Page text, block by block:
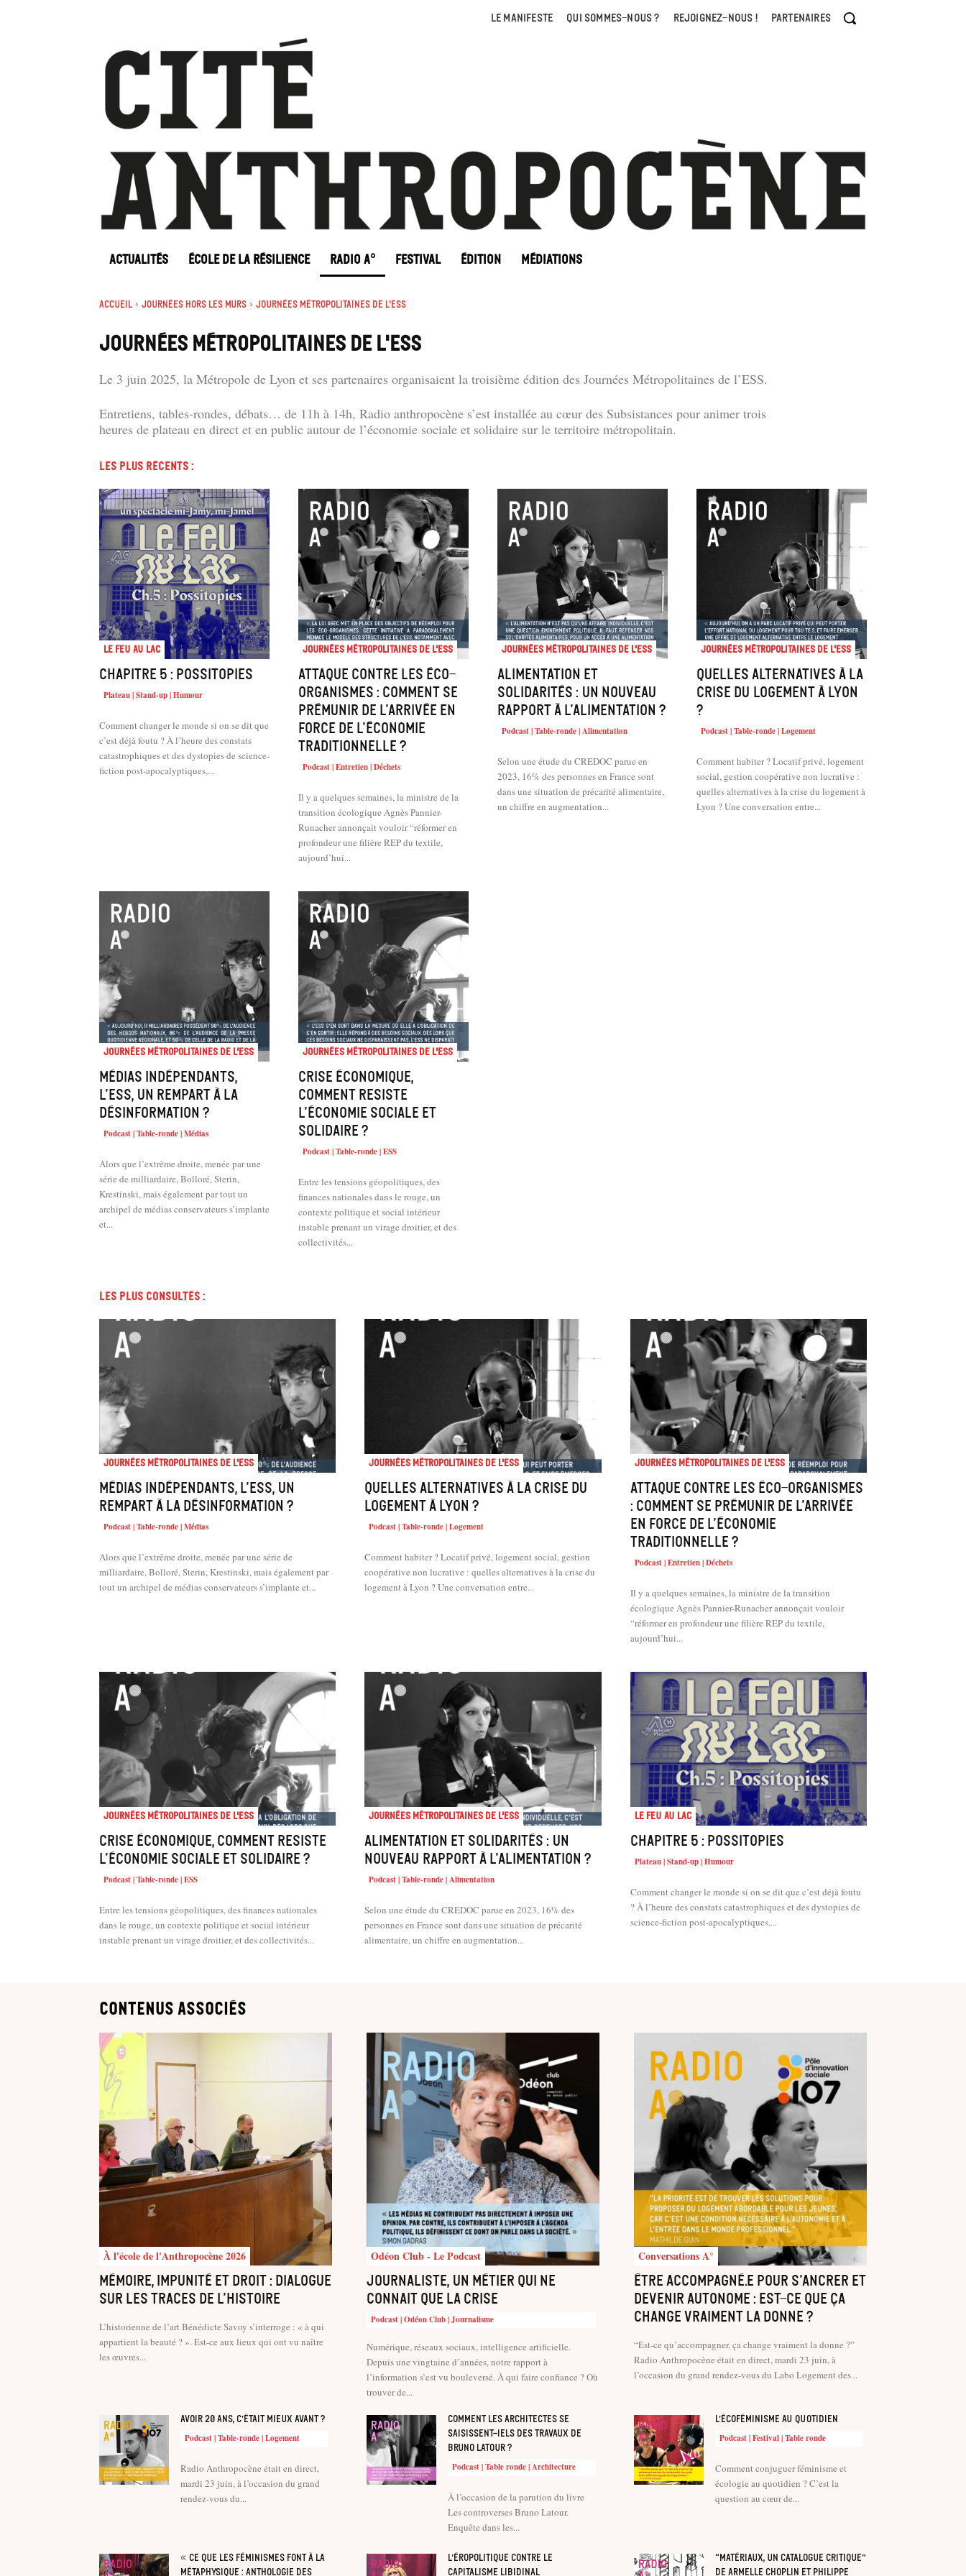
LE MANIFESTE QUI SOMMES-NOUS ? REJOIGNEZ-NOUS ! PARTENAIRES
ACTUALITÉS ÉCOLE DE LA RÉSILIENCE RADIO A° FESTIVAL ÉDITION MÉDIATIONS
Accueil Journées Hors les murs Journées métropolitaines de l'ESS
JOURNÉES MÉTROPOLITAINES DE L'ESS
Le 3 juin 2025, la Métropole de Lyon et ses partenaires organisaient la troisième édition des Journées Métropolitaines de l’ESS.
Entretiens, tables-rondes, débats… de 11h à 14h, Radio anthropocène s’est installée au cœur des Subsistances pour animer trois
heures de plateau en direct et en public autour de l’économie sociale et solidaire sur le territoire métropolitain.
Les plus récents :
Le feu au lac
Chapitre 5 : Possitopies
Plateau | Stand-up | Humour
Comment changer le monde si on se dit que
c’est déjà foutu ? À l’heure des constats
catastrophiques et des dystopies de science-
fiction post-apocalyptiques,...
Journées métropolitaines de l'ESS
Attaque contre les éco-
organismes : comment se
prémunir de l’arrivée en
force de l’économie
traditionnelle ?
Podcast | Entretien | Déchets
Il y a quelques semaines, la ministre de la
transition écologique Agnès Pannier-
Runacher annonçait vouloir “réformer en
profondeur une filière REP du textile,
aujourd’hui...
Journées métropolitaines de l'ESS
Alimentation et
solidarités : un nouveau
rapport à l’alimentation ?
Podcast | Table-ronde | Alimentation
Selon une étude du CREDOC parue en
2023, 16% des personnes en France sont
dans une situation de précarité alimentaire,
un chiffre en augmentation...
Journées métropolitaines de l'ESS
Quelles alternatives à la
crise du logement à Lyon
?
Podcast | Table-ronde | Logement
Comment habiter ? Locatif privé, logement
social, gestion coopérative non lucrative :
quelles alternatives à la crise du logement à
Lyon ? Une conversation entre...
Journées métropolitaines de l'ESS
Médias indépendants,
l’ESS, un rempart à la
désinformation ?
Podcast | Table-ronde | Médias
Alors que l’extrême droite, menée par une
série de milliardaire, Bolloré, Sterin,
Krestinski, mais également par tout un
archipel de médias conservateurs s’implante
et...
Journées métropolitaines de l'ESS
Crise économique,
comment resiste
l’économie sociale et
solidaire ?
Podcast | Table-ronde | ESS
Entre les tensions géopolitiques, des
finances nationales dans le rouge, un
contexte politique et social intérieur
instable prenant un virage droitier, et des
collectivités...
Les plus consultés :
Journées métropolitaines de l'ESS
Médias indépendants, l’ESS, un
rempart à la désinformation ?
Podcast | Table-ronde | Médias
Alors que l’extrême droite, menée par une série de
milliardaire, Bolloré, Sterin, Krestinski, mais également par
tout un archipel de médias conservateurs s’implante et...
Journées métropolitaines de l'ESS
Quelles alternatives à la crise du
logement à Lyon ?
Podcast | Table-ronde | Logement
Comment habiter ? Locatif privé, logement social, gestion
coopérative non lucrative : quelles alternatives à la crise du
logement à Lyon ? Une conversation entre...
Journées métropolitaines de l'ESS
Attaque contre les éco-organismes
: comment se prémunir de l’arrivée
en force de l’économie
traditionnelle ?
Podcast | Entretien | Déchets
Il y a quelques semaines, la ministre de la transition
écologique Agnès Pannier-Runacher annonçait vouloir
“réformer en profondeur une filière REP du textile,
aujourd’hui...
Journées métropolitaines de l'ESS
Crise économique, comment resiste
l’économie sociale et solidaire ?
Podcast | Table-ronde | ESS
Entre les tensions géopolitiques, des finances nationales
dans le rouge, un contexte politique et social intérieur
instable prenant un virage droitier, et des collectivités...
Journées métropolitaines de l'ESS
Alimentation et solidarités : un
nouveau rapport à l’alimentation ?
Podcast | Table-ronde | Alimentation
Selon une étude du CREDOC parue en 2023, 16% des
personnes en France sont dans une situation de précarité
alimentaire, un chiffre en augmentation...
Le feu au lac
Chapitre 5 : Possitopies
Plateau | Stand-up | Humour
Comment changer le monde si on se dit que c’est déjà foutu
? À l’heure des constats catastrophiques et des dystopies de
science-fiction post-apocalyptiques,...
contenus associés
À l'école de l'Anthropocène 2026
Mémoire, impunité et droit : dialogue
sur les traces de l’histoire
L’historienne de l’art Bénédicte Savoy s’interroge : « à qui
appartient la beauté ? ». Est-ce aux lieux qui ont vu naître
les œuvres...
Odéon Club - Le Podcast
Journaliste, un métier qui ne
connait que la crise
Podcast | Odéon Club | Journalisme
Numérique, réseaux sociaux, intelligence artificielle.
Depuis une vingtaine d’années, notre rapport à
l’information s’est vu bouleversé. À qui faire confiance ? Où
trouver de...
Conversations A°
Être accompagné.e pour s’ancrer et
devenir autonome : est-ce que ça
change vraiment la donne ?
“Est-ce qu’accompagner, ça change vraiment la donne ?”
Radio Anthropocène était en direct, mardi 23 juin, à
l’occasion du grand rendez-vous du Labo Logement des...
Avoir 20 ans, c’était mieux avant ?
Podcast | Table-ronde | Logement
Radio Anthropocène était en direct,
mardi 23 juin, à l’occasion du grand
rendez-vous du...
Comment les architectes se
saisissent-iels des travaux de
Bruno Latour ?
Podcast | Table ronde | Architecture
À l’occasion de la parution du livre
Les controverses Bruno Latour.
Enquête dans les...
L’écoféminisme au quotidien
Podcast | Festival | Table ronde
Comment conjuguer féminisme et
écologie au quotidien ? C’est la
question au cœur de...
« Ce que les féminismes font à la
métaphysique : anthologie des
L’éropolitique contre le
capitalisme libidinal
“Matériaux, un catalogue critique”
de Armelle Choplin et Philippe